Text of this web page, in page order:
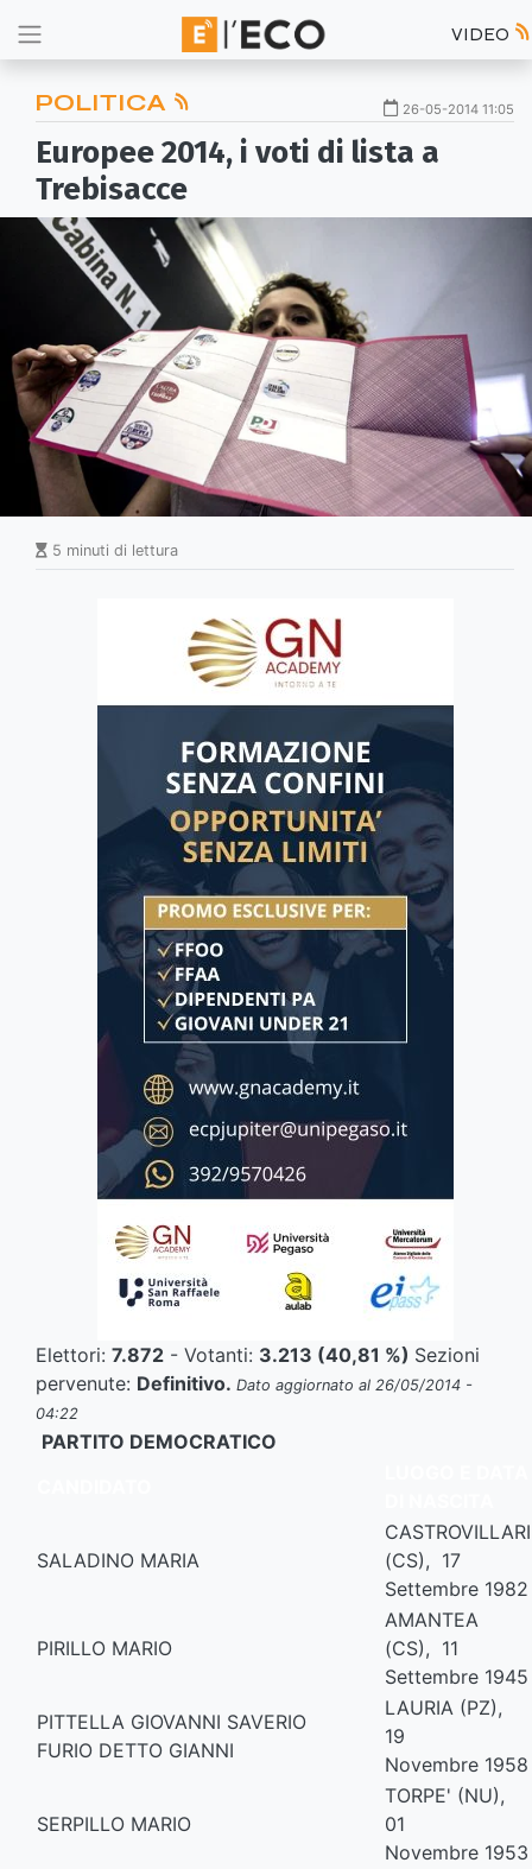
VIDEO
POLITICA 26-05-2014 11:05
Europee 2014, i voti di lista a
Trebisacce
5 minuti di lettura
Elettori: 7.872 - Votanti: 3.213 (40,81 %) Sezioni
pervenute: Definitivo. Dato aggiornato al 26/05/2014 -
04:22
PARTITO DEMOCRATICO
SALADINO MARIA
CASTROVILLARI
(CS), 17
Settembre 1982
PIRILLO MARIO
AMANTEA
(CS), 11
Settembre 1945
PITTELLA GIOVANNI SAVERIO
FURIO DETTO GIANNI
LAURIA (PZ),
19
Novembre 1958
SERPILLO MARIO
TORPE' (NU),
01
Novembre 1953